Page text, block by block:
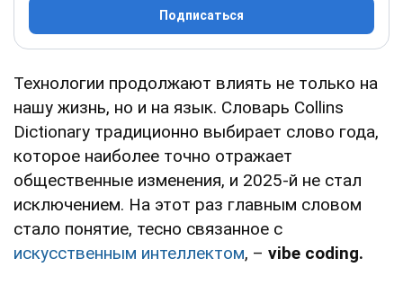
Подписаться
Технологии продолжают влиять не только на
нашу жизнь, но и на язык. Словарь Collins
Dictionary традиционно выбирает слово года,
которое наиболее точно отражает
общественные изменения, и 2025-й не стал
исключением. На этот раз главным словом
стало понятие, тесно связанное с
искусственным интеллектом, – vibe coding.